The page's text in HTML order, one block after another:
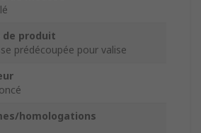
de produit
prédécoupée pour valise
homologations